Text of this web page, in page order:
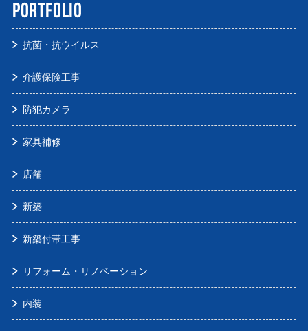
PORTFOLIO
抗菌・抗ウイルス
介護保険工事
防犯カメラ
家具補修
店舗
新築
新築付帯工事
リフォーム・リノベーション
内装